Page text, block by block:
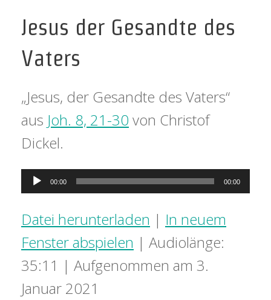
Jesus der Gesandte des
Vaters
„Jesus, der Gesandte des Vaters“
aus Joh. 8, 21-30 von Christof
Dickel.
Audio-
00:00 00:00
Datei herunterladen | In neuem
Fenster abspielen | Audiolänge:
35:11 | Aufgenommen am 3.
Januar 2021